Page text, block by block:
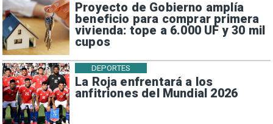
Proyecto de Gobierno amplía
beneficio para comprar primera
vivienda: tope a 6.000 UF y 30 mil
cupos
La Roja enfrentará a los
anfitriones del Mundial 2026
DEPORTES